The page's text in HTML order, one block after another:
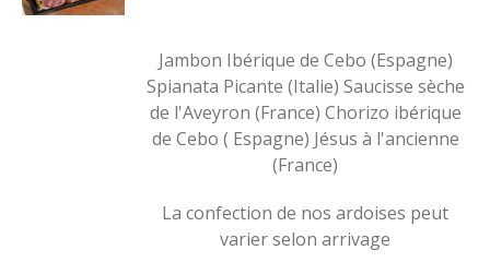
Jambon Ibérique de Cebo (Espagne)
Spianata Picante (Italie) Saucisse sèche
de l'Aveyron (France) Chorizo ibérique
de Cebo ( Espagne) Jésus à l'ancienne
(France)
La confection de nos ardoises peut
varier selon arrivage